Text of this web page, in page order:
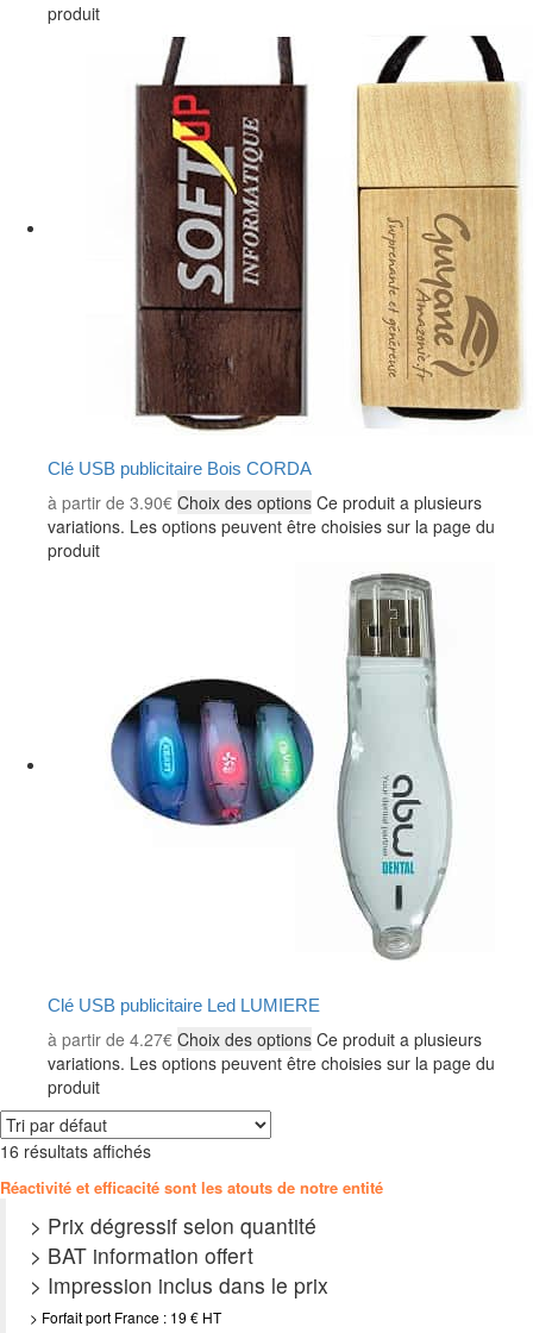
produit
Clé USB publicitaire Bois CORDA
à partir de 3.90€ Choix des options Ce produit a plusieurs
variations. Les options peuvent être choisies sur la page du
produit
Clé USB publicitaire Led LUMIERE
à partir de 4.27€ Choix des options Ce produit a plusieurs
variations. Les options peuvent être choisies sur la page du
produit
16 résultats affichés
Réactivité et efficacité sont les atouts de notre entité
> Prix dégressif selon quantité
> BAT information offert
> Impression inclus dans le prix
> Forfait port France : 19 € HT